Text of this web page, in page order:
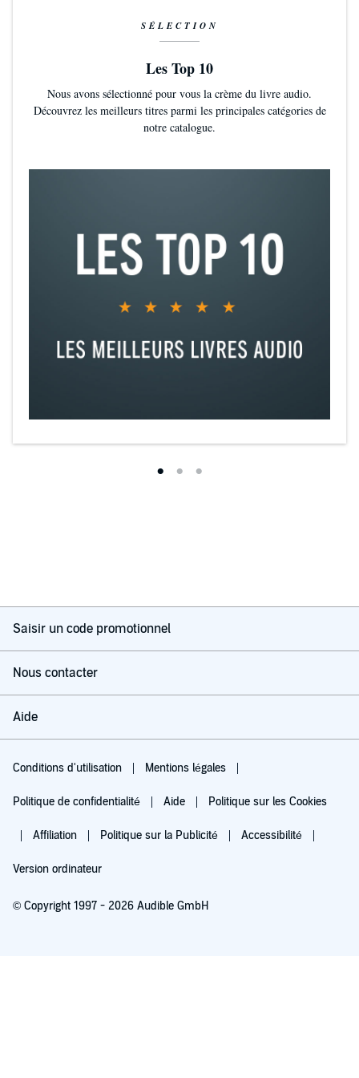
SÉLECTION
Les Top 10
Nous avons sélectionné pour vous la crème du livre audio.
Découvrez les meilleurs titres parmi les principales catégories de
notre catalogue.
Saisir un code promotionnel
Nous contacter
Aide
Conditions d'utilisation Mentions légales
Politique de confidentialité Aide Politique sur les Cookies
Affiliation Politique sur la Publicité Accessibilité
Version ordinateur
© Copyright 1997 - 2026 Audible GmbH